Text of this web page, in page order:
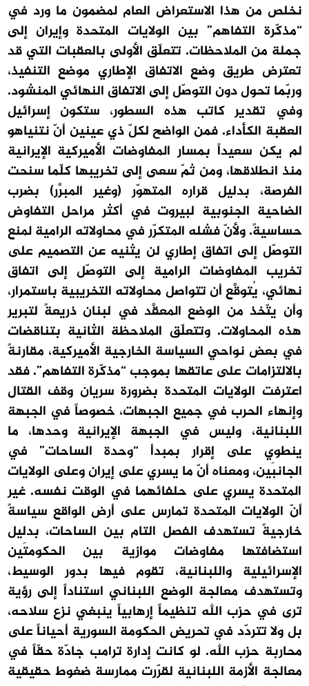
نخلص من هذا الاستعراض العام لمضمون ما ورد في
“مذكّرة التفاهم” بين الولايات المتحدة وإيران إلى
جملة من الملاحظات. تتعلّق الأولى بالعقبات التي قد
تعترض طريق وضع الاتفاق الإطاري موضع التنفيذ،
وربّما تحول دون التوصّل إلى الاتفاق النهائي المنشود.
وفي تقدير كاتب هذه السطور، ستكون إسرائيل
العقبة الكأداء. فمن الواضح لكلّ ذي عينين أنّ نتنياهو
لم يكن سعيداً بمسار المفاوضات الأميركية الإيرانية
منذ انطلاقها، ومن ثمّ سعى إلى تخريبها كلّما سنحت
الفرصة، بدليل قراره المتهوّر (وغير المبرَّر) بضرب
الضاحية الجنوبية لبيروت في أكثر مراحل التفاوض
حساسيةً. ولأنّ فشله المتكرّر في محاولاته الرامية لمنع
التوصّل إلى اتفاق إطاري لن يثنيه عن التصميم على
تخريب المفاوضات الرامية إلى التوصّل إلى اتفاق
نهائي، يُتوقَّع أن تتواصل محاولاته التخريبية باستمرار،
وأن يتّخذ من الوضع المعقَّد في لبنان ذريعةً لتبرير
هذه المحاولات. وتتعلّق الملاحظة الثانية بتناقضات
في بعض نواحي السياسة الخارجية الأميركية، مقارنةً
بالالتزامات على عاتقها بموجب “مذكّرة التفاهم”. فقد
اعترفت الولايات المتحدة بضرورة سريان وقف القتال
وإنهاء الحرب في جميع الجبهات، خصوصاً في الجبهة
اللبنانية، وليس في الجبهة الإيرانية وحدها، ما
ينطوي على إقرار بمبدأ “وحدة الساحات” في
الجانبَين، ومعناه أنّ ما يسري على إيران وعلى الولايات
المتحدة يسري على حلفائهما في الوقت نفسه. غير
أنّ الولايات المتحدة تمارس على أرض الواقع سياسةً
خارجيةً تستهدف الفصل التام بين الساحات، بدليل
استضافتها مفاوضات موازية بين الحكومتَين
الإسرائيلية واللبنانية، تقوم فيها بدور الوسيط،
وتستهدف معالجة الوضع اللبناني استناداً إلى رؤية
ترى في حزب الله تنظيماً إرهابياً ينبغي نزع سلاحه،
بل ولا تتردّد في تحريض الحكومة السورية أحياناً على
محاربة حزب الله. لو كانت إدارة ترامب جادّة حقّاً في
معالجة الأزمة اللبنانية لقرّرت ممارسة ضغوط حقيقية